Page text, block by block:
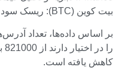
بیت کوین (BTC): ریسک سود می آورد.
بر اساس داده‌ها، تعداد
کاهش یافته است.